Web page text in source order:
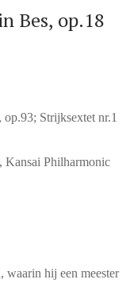
Bes, op.18
Strijksextet nr.1
Kansai Philharmonic
hij een meester